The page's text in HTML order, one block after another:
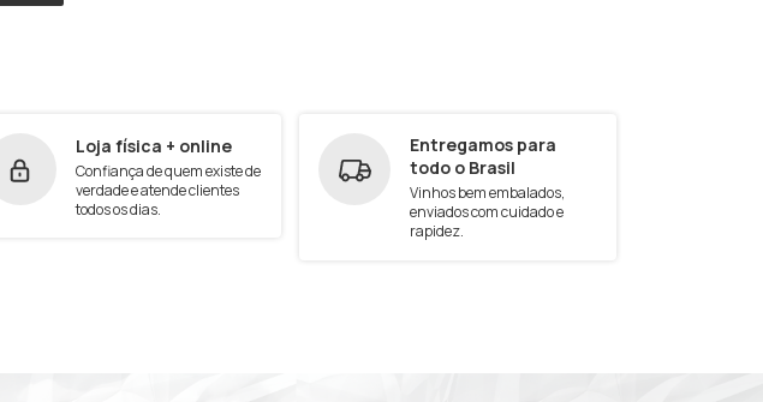
Loja física + online
Confiança de quem existe de
verdade e atende clientes
todos os dias.
Entregamos para
todo o Brasil
Vinhos bem embalados,
enviados com cuidado e
rapidez.